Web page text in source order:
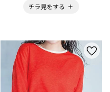
チラ見をする